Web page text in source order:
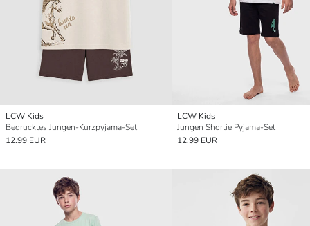
LCW Kids
Bedrucktes Jungen-Kurzpyjama-Set
12.99 EUR
LCW Kids
Jungen Shortie Pyjama-Set
12.99 EUR